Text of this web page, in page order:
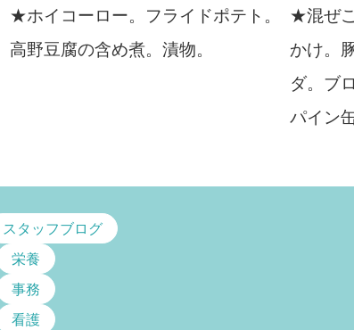
★ホイコーロー。フライドポテト。
高野豆腐の含め煮。漬物。
★混ぜ
かけ。
ダ。ブ
パイン
スタッフブログ
栄養
事務
看護